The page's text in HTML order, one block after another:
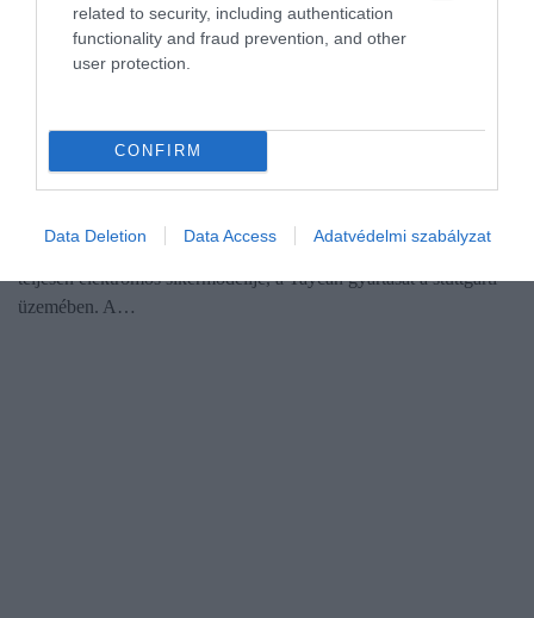
related to security, including authentication
functionality and fraud prevention, and other
user protection.
CONFIRM
Data Deletion Data Access Adatvédelmi szabályzat
AUTÓ
Fékez a Porsche az elektromos átállással
rendelésállomány miatt a Porsche ideiglenesen felfüggesztette
teljesen elektromos sikermodellje, a Taycan gyártását a stuttgarti
üzemében. A…